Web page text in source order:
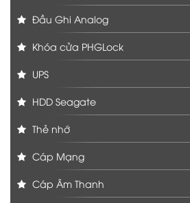
Đầu Ghi Analog
Khóa cửa PHGLock
UPS
HDD Seagate
Thẻ nhớ
Cáp Mạng
Cáp Âm Thanh